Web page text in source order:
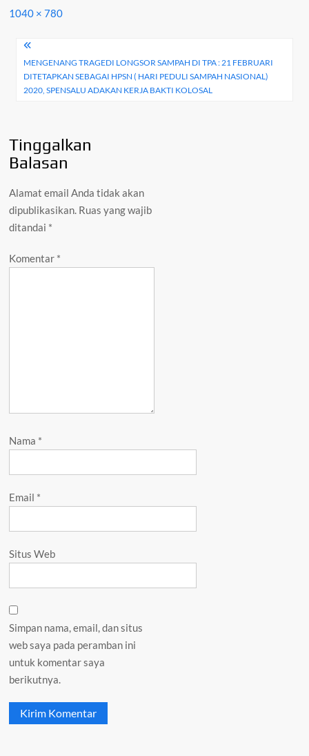
Full
1040 × 780
Navigasi
pos
MENGENANG TRAGEDI LONGSOR SAMPAH DI TPA : 21 FEBRUARI
DITETAPKAN SEBAGAI HPSN ( HARI PEDULI SAMPAH NASIONAL)
2020, SPENSALU ADAKAN KERJA BAKTI KOLOSAL
Tinggalkan
Balasan
Alamat email Anda tidak akan
dipublikasikan. Ruas yang wajib
ditandai *
Komentar *
Nama *
Email *
Situs Web
Simpan nama, email, dan situs
web saya pada peramban ini
untuk komentar saya
berikutnya.